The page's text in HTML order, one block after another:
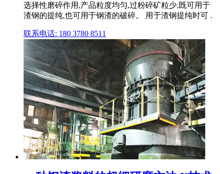
选择性磨碎作用,产品粒度均匀,过粉碎矿粒少,既可用于
渣钢的提纯,也可用于钢渣的破碎。 用于渣钢提纯时可 .
联系电话: 180 3780 8511